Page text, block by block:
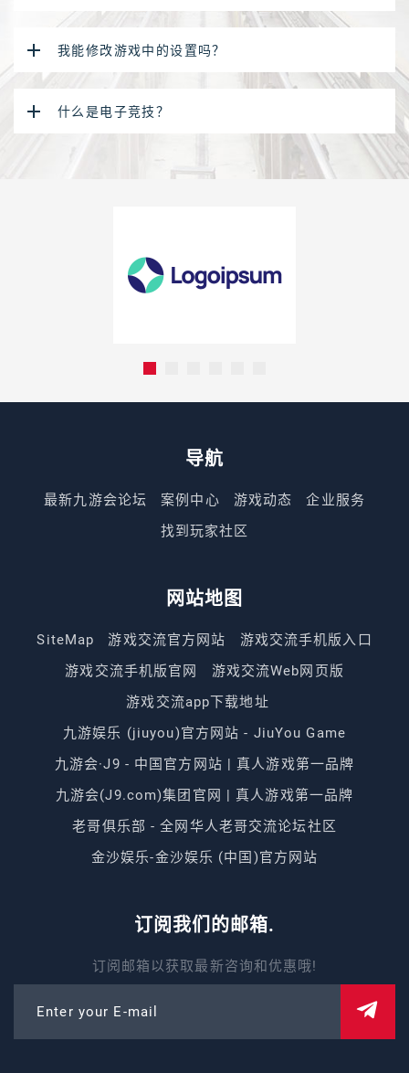
我能修改游戏中的设置吗？
什么是电子竞技？
导航
最新九游会论坛 案例中心 游戏动态
企业服务
找到玩家社区
网站地图
SiteMap 游戏交流官方网站
游戏交流手机版入口
游戏交流手机版官网
游戏交流Web网页版
游戏交流app下载地址
九游娱乐 (jiuyou)官方网站 - JiuYou Game
九游会·J9 - 中国官方网站 | 真人游戏第一品牌
九游会(J9.com)集团官网 | 真人游戏第一品牌
老哥俱乐部 - 全网华人老哥交流论坛社区
金沙娱乐-金沙娱乐 (中国)官方网站
订阅我们的邮箱.
订阅邮箱以获取最新咨询和优惠哦!
Enter your E-mail